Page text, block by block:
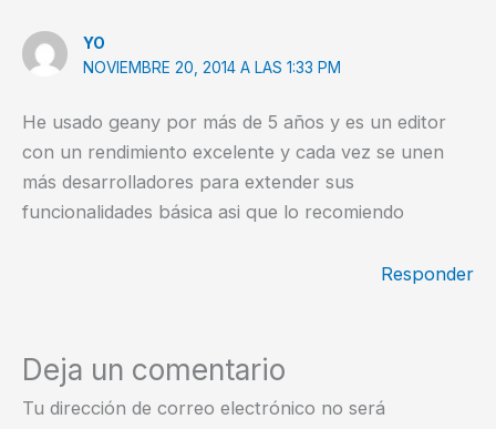
YO
NOVIEMBRE 20, 2014 A LAS 1:33 PM
He usado geany por más de 5 años y es un editor
con un rendimiento excelente y cada vez se unen
más desarrolladores para extender sus
funcionalidades básica asi que lo recomiendo
Responder
Deja un comentario
Tu dirección de correo electrónico no será